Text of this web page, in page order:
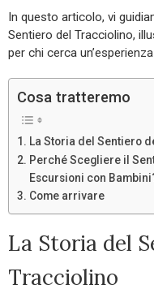
In questo articolo, vi
Sentiero del Tracciolino,
per chi cerca un’esperienza
Cosa tratteremo
La Storia del Sentiero
Perché Scegliere il
Escursioni con
Come arrivare
La Storia del
Tracciolino